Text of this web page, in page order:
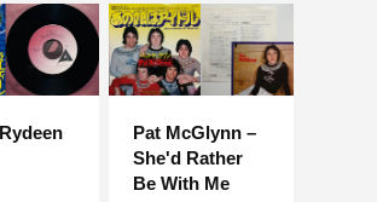
Pat McGlynn –
She'd Rather
Be With Me